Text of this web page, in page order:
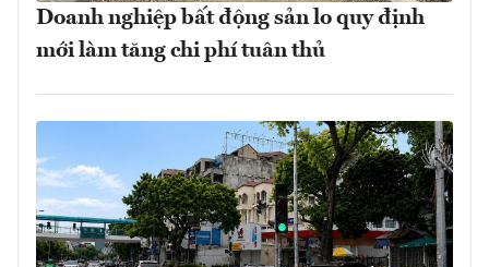
Doanh nghiệp bất động sản lo quy định
mới làm tăng chi phí tuân thủ